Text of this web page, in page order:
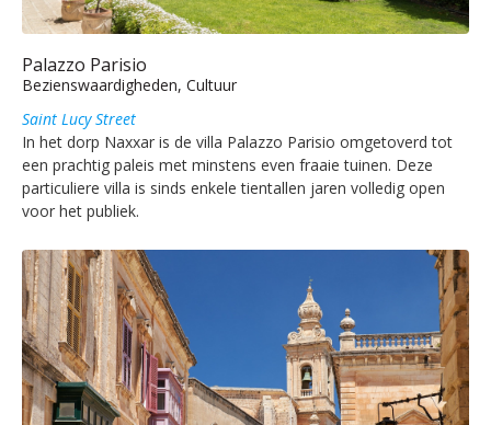
Palazzo Parisio
Bezienswaardigheden, Cultuur
Saint Lucy Street
In het dorp Naxxar is de villa Palazzo Parisio omgetoverd tot
een prachtig paleis met minstens even fraaie tuinen. Deze
particuliere villa is sinds enkele tientallen jaren volledig open
voor het publiek.